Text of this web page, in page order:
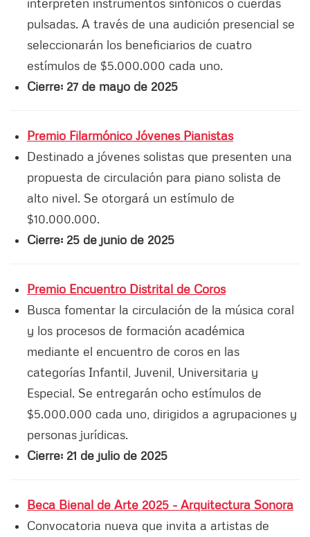
pulsadas. A través de una audición presencial se
seleccionarán los beneficiarios de cuatro
estímulos de $5.000.000 cada uno.
Cierre: 27 de mayo de 2025
Premio Filarmónico Jóvenes Pianistas
Destinado a jóvenes solistas que presenten una
propuesta de circulación para piano solista de
alto nivel. Se otorgará un estímulo de
$10.000.000.
Cierre: 25 de junio de 2025
Premio Encuentro Distrital de Coros
Busca fomentar la circulación de la música coral
y los procesos de formación académica
mediante el encuentro de coros en las
categorías Infantil, Juvenil, Universitaria y
Especial. Se entregarán ocho estímulos de
$5.000.000 cada uno, dirigidos a agrupaciones y
personas jurídicas.
Cierre: 21 de julio de 2025
Beca Bienal de Arte 2025 - Arquitectura Sonora
Convocatoria nueva que invita a artistas de